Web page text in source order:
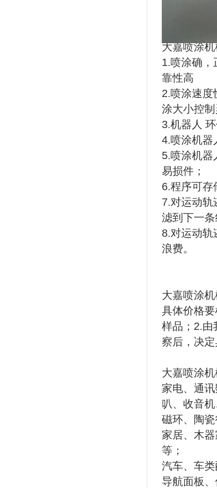
大嘉喷涂
1.喷涂确，
靠性高
2.喷涂速度
涂大小控
3.机器人
4.喷涂机器
5.喷涂机器
易损件；
6.程序可存
7.对运动轨
滤到下一
8.对运动轨
浪费。
大嘉喷涂
具体价格
样品；2.由
察后，决
大嘉喷涂
家电、通
叭、收音
磁环、陶
家居、木
等；
汽车、车
导航面板